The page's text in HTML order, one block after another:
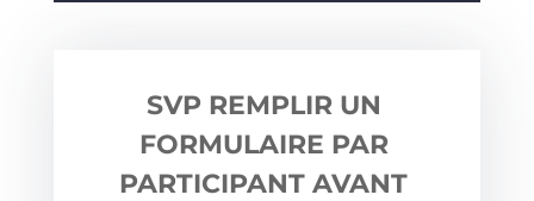
SVP REMPLIR UN
FORMULAIRE PAR
PARTICIPANT AVANT